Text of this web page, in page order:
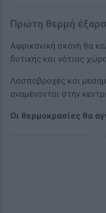
Πρώτη θερμή
Αφρικανική σκόνη θα
δυτικής και νότιας
Λασποβροχές και
αναμένονται στην
Οι θερμοκρασίες θα